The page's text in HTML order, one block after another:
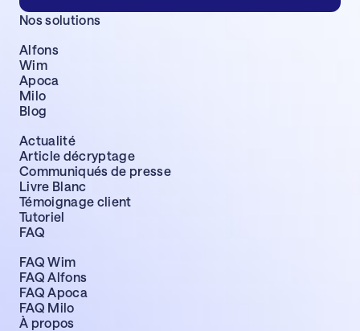
Nos solutions
Alfons
Wim
Apoca
Milo
Blog
Actualité
Article décryptage
Communiqués de presse
Livre Blanc
Témoignage client
Tutoriel
FAQ
FAQ Wim
FAQ Alfons
FAQ Apoca
FAQ Milo
À propos